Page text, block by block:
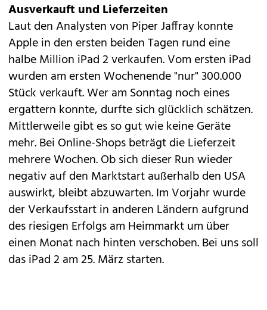
Ausverkauft und Lieferzeiten
Laut den Analysten von Piper Jaffraykonnte
Apple in den ersten beiden Tagen rund eine
halbe Million iPad 2verkaufen. Vom ersten iPad
wurden am ersten Wochenende "nur" 300.000
Stück verkauft. Wer am Sonntag noch eines
ergattern konnte, durfte sich glücklich schätzen.
Mittlerweile gibt es so gut wie keine Geräte
mehr. Bei Online-Shops beträgt die Lieferzeit
mehrere Wochen. Ob sich dieser Run wieder
negativ auf den Marktstart außerhalb den USA
auswirkt, bleibt abzuwarten. Im Vorjahr wurde
der Verkaufsstart in anderen Ländern aufgrund
des riesigen Erfolgs am Heimmarkt um über
einen Monat nach hinten verschoben. Bei uns soll
das iPad 2 am 25. März starten.